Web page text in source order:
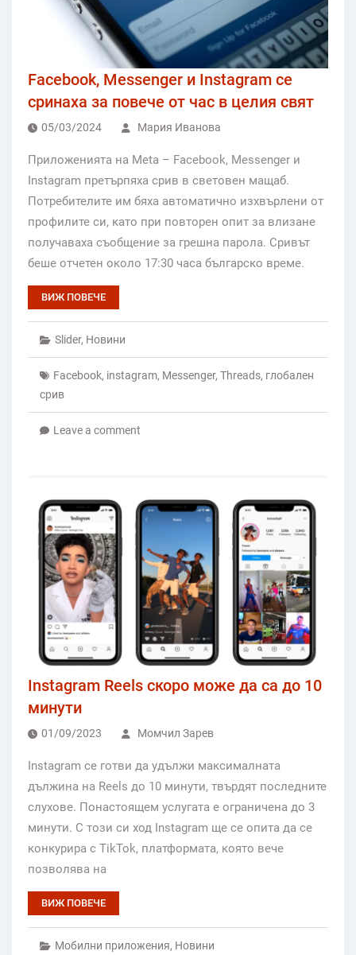
Facebook, Messenger и Instagram се
сринаха за повече от час в целия свят
05/03/2024 Мария Иванова
Приложенията на Meta – Facebook, Messenger и
Instagram претърпяха срив в световен мащаб.
Потребителите им бяха автоматично изхвърлени от
профилите си, като при повторен опит за влизане
получаваха съобщение за грешна парола. Сривът
беше отчетен около 17:30 часа българско време.
ВИЖ ПОВЕЧЕ
Slider, Новини
Facebook, instagram, Messenger, Threads, глобален
срив
Leave a comment
Instagram Reels скоро може да са до 10
минути
01/09/2023 Момчил Зарев
Instagram се готви да удължи максималната
дължина на Reels до 10 минути, твърдят последните
слухове. Понастоящем услугата е ограничена до 3
минути. С този си ход Instagram ще се опита да се
конкурира с TikTok, платформата, която вече
позволява на
ВИЖ ПОВЕЧЕ
Мобилни приложения, Новини